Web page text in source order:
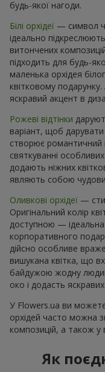
будь-якої нагоди.
Білі орхідеї — символ
ідеально
витончених
підходить для будь-
маленька орхідея
квітковому
яскравий акцент в
Рожеві відтінки
варіант, щоб дарувати
створює романтичний
святкуванні
додають ніжних
являють собою
Оливкові орхідеї —
Оригінальний колір
доступною —
корпоративного
дійсно особливе
вишукана квітка, що
байдужою жодну
око і додасть
У Flowers.ua ви
орхідей часто можна
композицій, а також у
Як